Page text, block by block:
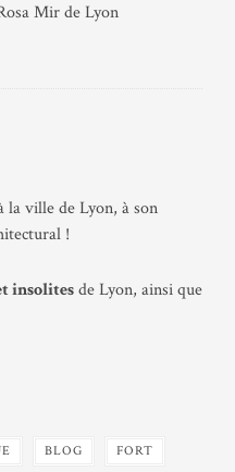
Mir de Lyon
la ville de Lyon, à son
!
insolitesde Lyon, ainsi que
BLOG FORT